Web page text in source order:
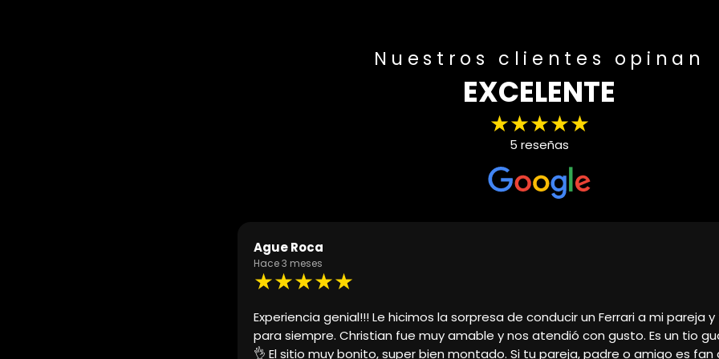
Nuestros clientes opinan
EXCELENTE
★★★★★
5 reseñas
Agueda 19
Hace 3 meses
★★★★★
Coches espectacular, el trato magnífico, nos atendió Cristián y la verdad
cómodo la gestión y rápida, sin duda volveré a ponerme en contacto con él
cochazo y disfrutar al máximo